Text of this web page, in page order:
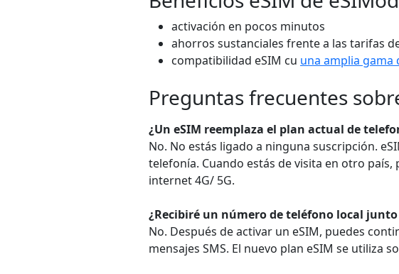
activación en pocos minutos
ahorros sustanciales frente a las tarifas
compatibilidad eSIM cu una amplia gama
Preguntas frecuentes
¿Un eSIM reemplaza el plan actual de
No. No estás ligado a ninguna suscripción.
telefonía. Cuando estás de visita en otro
internet 4G/ 5G.
¿Recibiré un número de teléfono local junto
No. Después de activar un eSIM, puedes
mensajes SMS. El nuevo plan eSIM se utiliza